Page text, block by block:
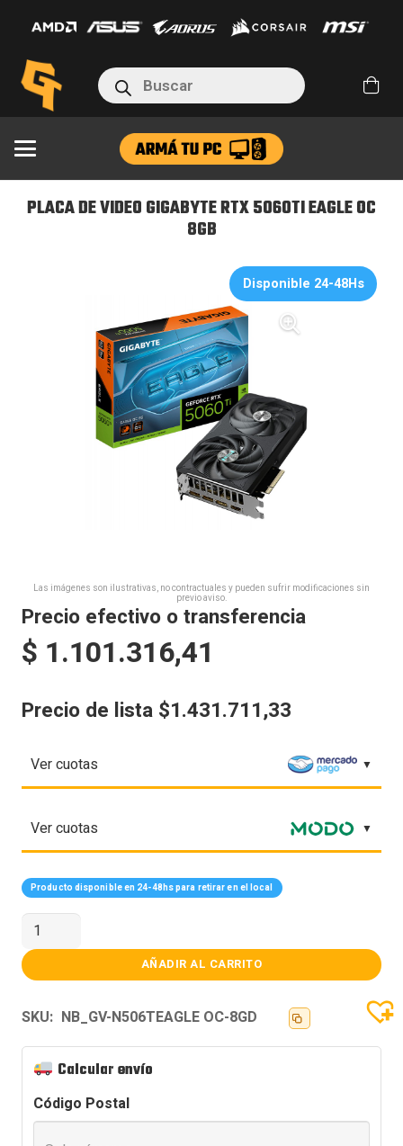
Búsqueda
de
productos
PLACA DE VIDEO GIGABYTE RTX 5060TI EAGLE OC
8GB
Disponible 24-48Hs
Las imágenes son ilustrativas, no contractuales y pueden sufrir modificaciones sin
previo aviso.
Precio efectivo o transferencia
$ 1.101.316,41
Precio de lista $1.431.711,33
Ver cuotas
Ver cuotas
Producto disponible en 24-48hs para retirar en el local
PLACA
DE
VIDEO
GIGABYTE
RTX
EAGLE
OC
cantidad
AÑADIR AL CARRITO
SKU: NB_GV-N506TEAGLE OC-8GD
Calcular envío
Código Postal
GIGABYTE
RTX
5060TI
EAGLE
OC
8GB